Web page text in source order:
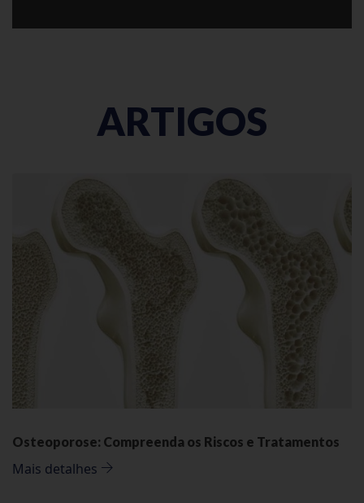
ARTIGOS
Osteoporose: Compreenda os Riscos e Tratamentos
Mais detalhes